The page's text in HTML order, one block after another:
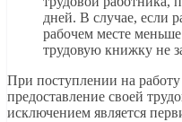
дней. В случае, если
рабочем месте
трудовую книжку не
При поступлении на работу
предоставление своей
исключением является